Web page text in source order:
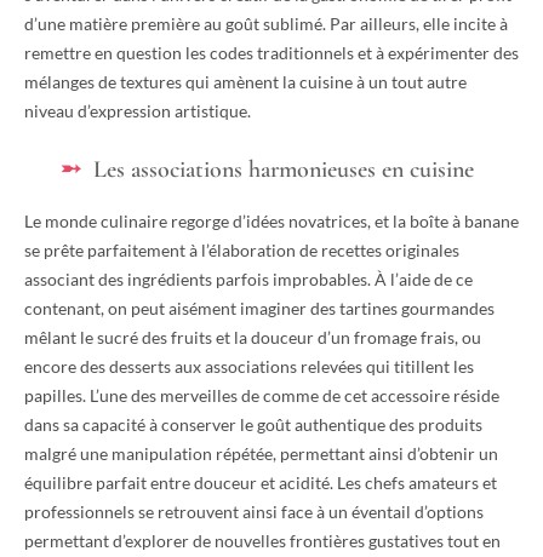
d’une matière première au goût sublimé. Par ailleurs, elle incite à
remettre en question les codes traditionnels et à expérimenter des
mélanges de textures qui amènent la cuisine à un tout autre
niveau d’expression artistique.
Les associations harmonieuses en cuisine
Le monde culinaire regorge d’idées novatrices, et la boîte à banane
se prête parfaitement à l’élaboration de recettes originales
associant des ingrédients parfois improbables. À l’aide de ce
contenant, on peut aisément imaginer des tartines gourmandes
mêlant le sucré des fruits et la douceur d’un fromage frais, ou
encore des desserts aux associations relevées qui titillent les
papilles. L’une des merveilles de comme de cet accessoire réside
dans sa capacité à conserver le goût authentique des produits
malgré une manipulation répétée, permettant ainsi d’obtenir un
équilibre parfait entre douceur et acidité. Les chefs amateurs et
professionnels se retrouvent ainsi face à un éventail d’options
permettant d’explorer de nouvelles frontières gustatives tout en